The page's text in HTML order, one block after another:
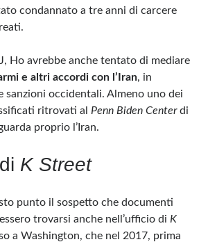
condannato a tre anni di carcere
Ho avrebbe anche tentato di mediare
e altri accordi con l’Iran, in
sanzioni occidentali. Almeno uno dei
ritrovati al Penn Biden Centerdi
proprio l’Iran.
K Street
punto il sospetto che documenti
trovarsi anche nell’ufficio di K
a Washington, che nel 2017, prima